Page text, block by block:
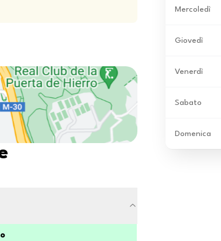
Mercoledì
Giovedì
Venerdì
Sabato
Domenica